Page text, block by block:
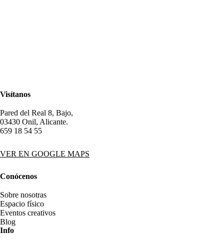
Visítanos
Pared del Real 8, Bajo,
03430 Onil, Alicante.
659 18 54 55
VER EN GOOGLE MAPS
Conócenos
Sobre nosotras
Espacio físico
Eventos creativos
Blog
Info